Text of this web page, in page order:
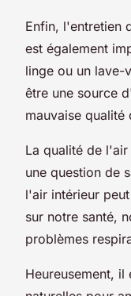
Enfin, l'entretien
est également
linge ou un lave-
être une source
mauvaise qualité
La qualité de l'air
une question de
l'air intérieur
sur notre santé,
problèmes
Heureusement,